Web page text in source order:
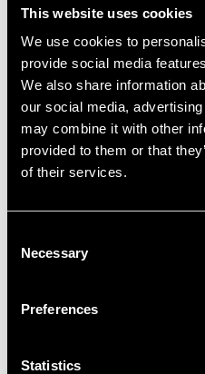
This website uses cookies
We use cookies to
provide social media
We also share information
our social media,
may combine it with other
provided to them or that
of their services.
Selection
Necessary
Preferences
Statistics
15 kg / Röd färg 30 kg /
Produktdetaljer:
Storlek: 6,35 x 104 x
Vikt: 0,516 kg
Färg: Grön
Material: Latex
Max dragstyrka: 100 kg
Inkluderar:
Produktförpackning,
Detailed information